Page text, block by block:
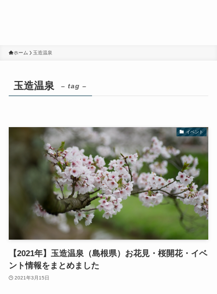
ホーム 玉造温泉
玉造温泉 – tag –
イベント
【2021年】玉造温泉（島根県）お花見・桜開花・イベ
ント情報をまとめました
2021年3月15日